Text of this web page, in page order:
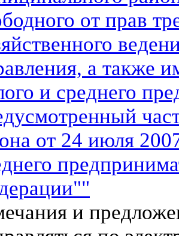
от прав
а также
и среднего
мотренный
от 24 июля
и